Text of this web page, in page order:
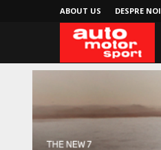
ABOUT US DESPRE NOI